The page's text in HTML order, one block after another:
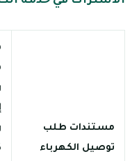
مستندات طلب
توصيل الكهرباء